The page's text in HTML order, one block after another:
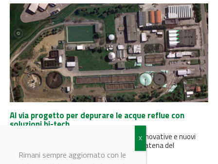
Al via progetto per depurare le acque reflue con
soluzioni hi-tech
Soluzioni hi-tech, ma anche biotecnologie innovative e nuovi
modelli di business per valorizzare l’intera catena del
trattamento depurativo delle acque...
Rimani sempre aggiornato con le